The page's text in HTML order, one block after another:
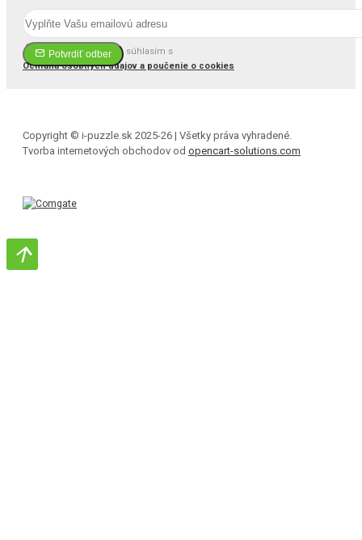
Potvrdiť odber
Prečítal(a) som si a súhlasím s
Ochrana osobných údajov a poučenie o cookies
Copyright © i-puzzle.sk 2025-26 | Všetky práva vyhradené.
Tvorba internetových obchodov od opencart-solutions.com